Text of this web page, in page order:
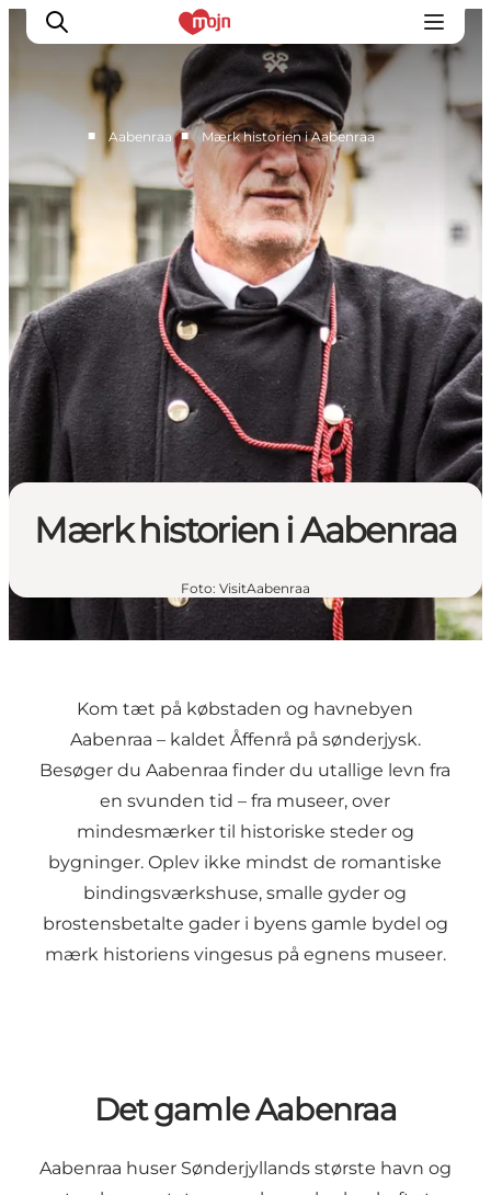
Aktiv Sammen
Historie
Natur
Overnatning
Det Sker
Planlæg din tur
■ Aabenraa ■ Mærk historien i Aabenraa
Mærk historien i Aabenraa
Foto: VisitAabenraa
Kom tæt på købstaden og havnebyen
Aabenraa – kaldet Åffenrå på sønderjysk.
Besøger du Aabenraa finder du utallige levn fra
en svunden tid – fra museer, over
mindesmærker til historiske steder og
bygninger. Oplev ikke mindst de romantiske
bindingsværkshuse, smalle gyder og
brostensbetalte gader i byens gamle bydel og
mærk historiens vingesus på egnens museer.
Det gamle Aabenraa
Aabenraa huser Sønderjyllands største havn og